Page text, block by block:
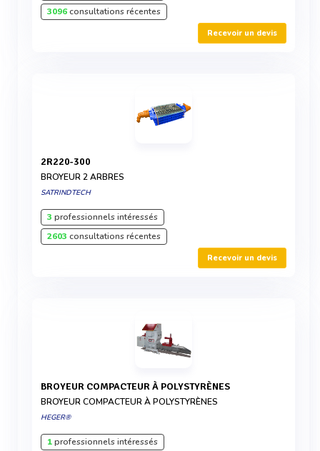
3096consultations récentes
Recevoir un devis
2R220-300
BROYEUR 2 ARBRES
SATRINDTECH
3 professionnels intéressés
2603 consultations récentes
Recevoir un devis
BROYEUR COMPACTEUR À POLYSTYRÈNES
BROYEUR COMPACTEUR À POLYSTYRÈNES
HEGER®
1professionnels intéressés